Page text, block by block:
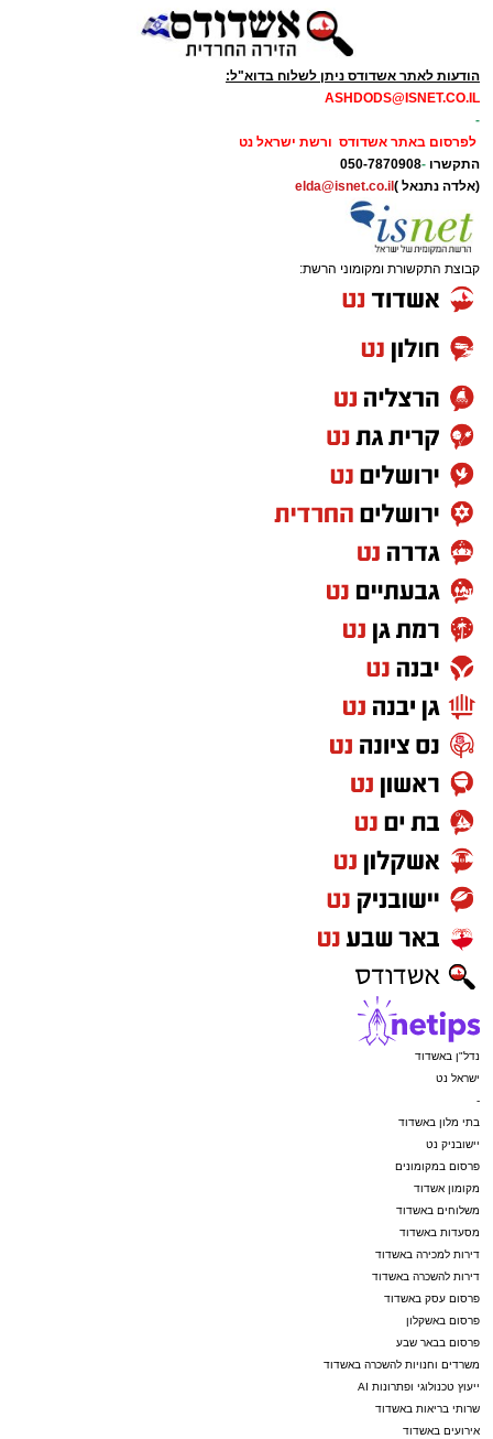
הודעות לאתר אשדודס ניתן לשלוח בדוא"ל:
ASHDODS@ISNET.CO.IL
-
לפרסום באתר אשדודס ורשת ישראל נט
התקשרו -
050-7870908
(אלדה נתנאל ) elda@isnet.co.il
קבוצת התקשורת ומקומוני הרשת:
נדל"ן באשדוד
ישראל נט
-
בתי מלון באשדוד
יישובניק נט
פרסום במקומונים
מקומון אשדוד
משלוחים באשדוד
מסעדות באשדוד
דירות למכירה באשדוד
דירות להשכרה באשדוד
פרסום עסק באשדוד
פרסום באשקלון
פרסום בבאר שבע
משרדים וחנויות להשכרה באשדוד
ייעוץ טכנולוגי ופתרונות AI
שרותי בריאות באשדוד
אירועים באשדוד